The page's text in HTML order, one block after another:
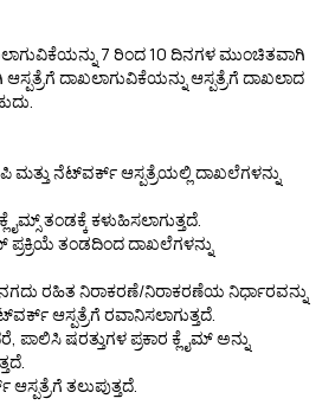
7 ರಿಂದ 10 ದಿನಗಳ ಮುಂಚಿತವಾಗಿ
ದಾಖಲಾಗುವಿಕೆಯನ್ನು ಆಸ್ಪತ್ರೆಗೆ ದಾಖಲಾದ
ಮತ್ತು ನೆಟ್‌ವರ್ಕ್ ಆಸ್ಪತ್ರೆಯಲ್ಲಿ ದಾಖಲೆಗಳನ್ನು
ತಂಡಕ್ಕೆ ಕಳುಹಿಸಲಾಗುತ್ತದೆ.
ಪ್ರಕ್ರಿಯೆ ತಂಡದಿಂದ ದಾಖಲೆಗಳನ್ನು
ರಹಿತ ನಿರಾಕರಣೆ/ನಿರಾಕರಣೆಯ ನಿರ್ಧಾರವನ್ನು
ಆಸ್ಪತ್ರೆಗೆ ರವಾನಿಸಲಾಗುತ್ತದೆ.
ಷರತ್ತುಗಳ ಪ್ರಕಾರ ಕ್ಲೈಮ್ ಅನ್ನು
ತಲುಪುತ್ತದೆ.